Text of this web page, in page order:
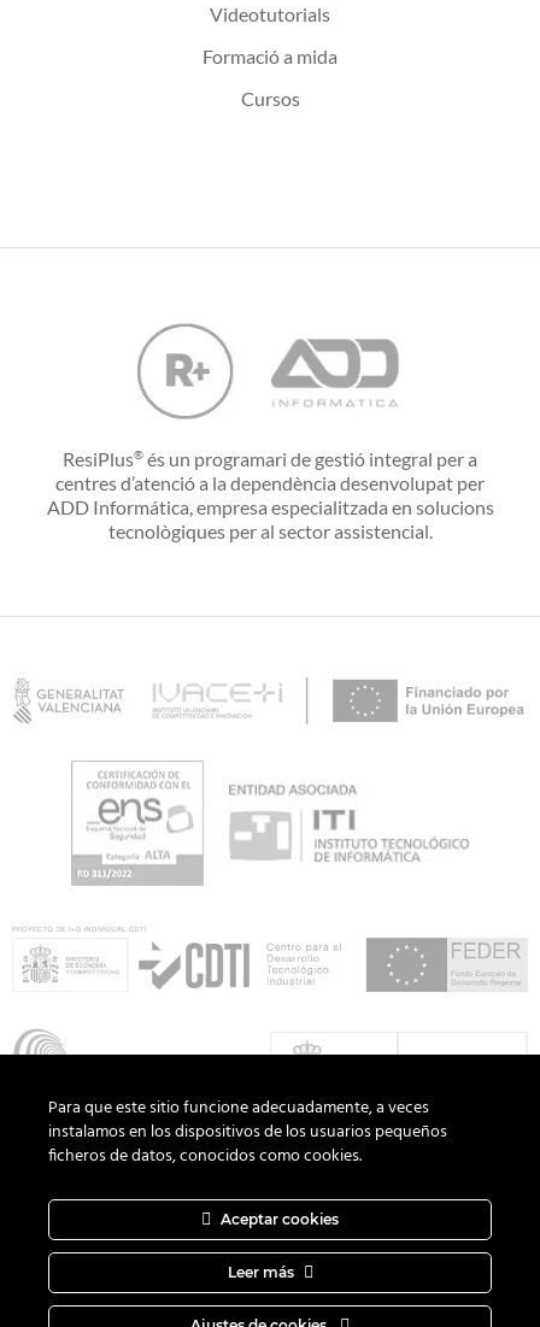
Videotutorials
Formació a mida
Cursos
ResiPlus® és un programari de gestió integral per a
centres d’atenció a la dependència desenvolupat per
ADD Informática, empresa especialitzada en solucions
tecnològiques per al sector assistencial.
ADD Informática· Todos los derechos
reservados.Política de Privacidad|Aviso Legal|Política de Cookies
Canal del Informante|Diseño web
Para que este sitio funcione adecuadamente, a veces
instalamos en los dispositivos de los usuarios pequeños
ficheros de datos, conocidos como cookies.
Aceptar cookies
Leer más